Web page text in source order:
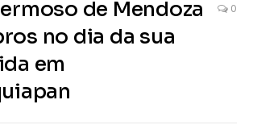
de Mendoza
no dia da sua
em
0